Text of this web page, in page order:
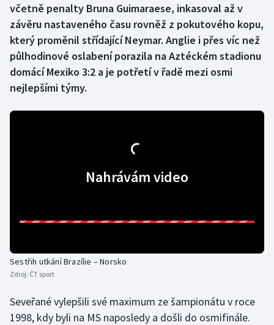
Florbal
Futsal
Golf
Krasobruslení
Lyže a snowboard
Moderní pětiboj
včetně penalty Bruna Guimaraese, inkasoval až v
závěru nastaveného času rovněž z pokutového kopu,
který proměnil střídající Neymar. Anglie i přes víc než
půlhodinové oslabení porazila na Aztéckém stadionu
domácí Mexiko 3:2 a je potřetí v řadě mezi osmi
nejlepšími týmy.
Nahrávám video
Sestřih utkání Brazílie – Norsko
Zdroj: ČT sport
Seveřané vylepšili své maximum ze šampionátu v roce
1998, kdy byli na MS naposledy a došli do osmifinále.